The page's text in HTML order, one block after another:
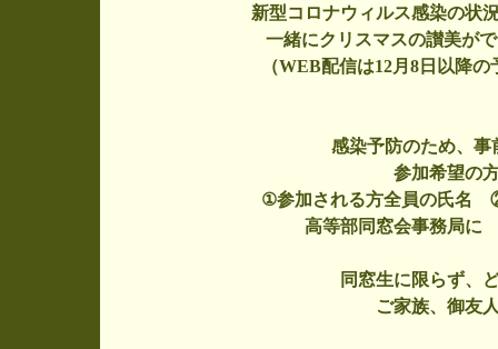
新型コロナウィルス感染の状
一緒にクリスマスの讃美が
（WEB配信は12月8日以降
感染予防のため、事
参加希望の
①参加される方全員の氏名
高等部同窓会事務局
同窓生に限らず、
ご家族、御友